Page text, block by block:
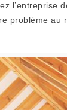
l’entreprise
problème au